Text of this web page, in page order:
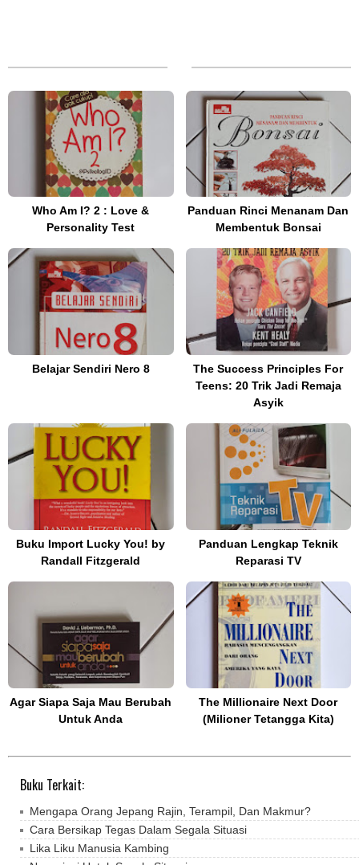
Who Am I? 2 : Love &
Personality Test
Panduan Rinci Menanam Dan
Membentuk Bonsai
Belajar Sendiri Nero 8
The Success Principles For
Teens: 20 Trik Jadi Remaja
Asyik
Buku Import Lucky You! by
Randall Fitzgerald
Panduan Lengkap Teknik
Reparasi TV
Agar Siapa Saja Mau Berubah
Untuk Anda
The Millionaire Next Door
(Milioner Tetangga Kita)
Buku Terkait:
Mengapa Orang Jepang Rajin, Terampil, Dan Makmur?
Cara Bersikap Tegas Dalam Segala Situasi
Lika Liku Manusia Kambing